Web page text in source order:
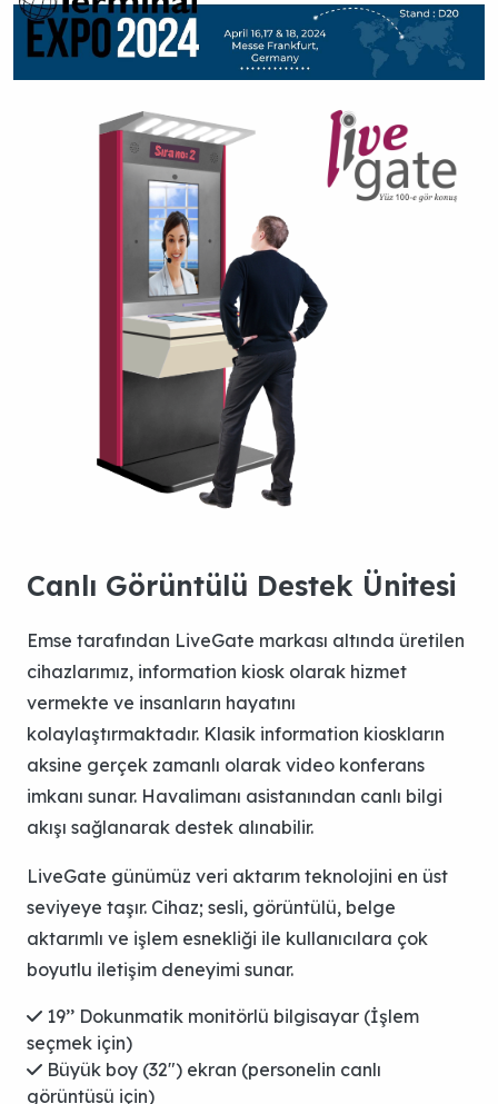
Canlı Görüntülü Destek Ünitesi
Emse tarafından LiveGate markası altında üretilen
cihazlarımız, information kiosk olarak hizmet
vermekte ve insanların hayatını
kolaylaştırmaktadır. Klasik information kioskların
aksine gerçek zamanlı olarak video konferans
imkanı sunar. Havalimanı asistanından canlı bilgi
akışı sağlanarak destek alınabilir.
LiveGate günümüz veri aktarım teknolojini en üst
seviyeye taşır. Cihaz; sesli, görüntülü, belge
aktarımlı ve işlem esnekliği ile kullanıcılara çok
boyutlu iletişim deneyimi sunar.
19’’ Dokunmatik monitörlü bilgisayar (İşlem
seçmek için)
Büyük boy (32") ekran (personelin canlı
görüntüsü için)